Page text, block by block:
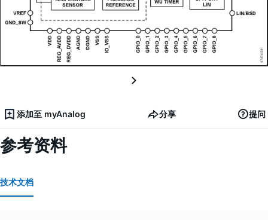
添加至 myAnalog 分享 提问
参考资料
技术文档